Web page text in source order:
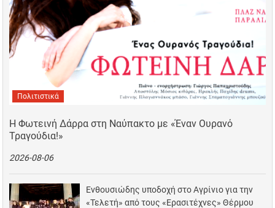
Πολιτιστικά
Η Φωτεινή Δάρρα στη Ναύπακτο με «Έναν Ουρανό
Τραγούδια!»
2026-08-06
Ενθουσιώδης υποδοχή στο Αγρίνιο για την
«Τελετή» από τους «Ερασιτέχνες» Θέρμου